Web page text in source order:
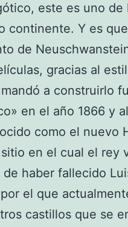
este es uno de
continente. Y es
de
gracias al
a construirlo
en el año 1866 y
como el nuevo
en el cual el rey
haber fallecido
el que
castillos que se